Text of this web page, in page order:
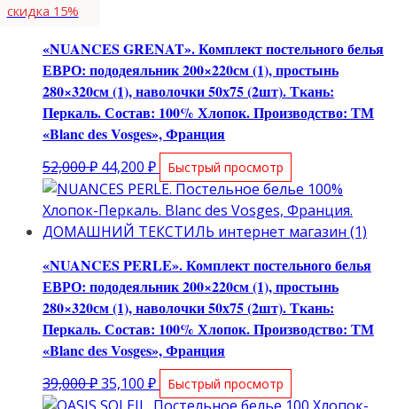
скидка 15%
«NUANCES GRENAT». Комплект постельного белья
ЕВРО: пододеяльник 200×220см (1), простынь
280×320см (1), наволочки 50х75 (2шт). Ткань:
Перкаль. Состав: 100% Хлопок. Производство: ТМ
«Blanc des Vosges», Франция
52,000₽ Первоначальная
цена
составляла
52,000 ₽.
44,200 ₽Текущая
цена:
44,200 ₽.
Быстрый просмотр
«NUANCES PERLE». Комплект постельного белья
ЕВРО: пододеяльник 200×220см (1), простынь
280×320см (1), наволочки 50х75 (2шт). Ткань:
Перкаль. Состав: 100% Хлопок. Производство: ТМ
«Blanc des Vosges», Франция
39,000₽Первоначальная
цена
35,100 ₽Текущая
цена:
Быстрый просмотр